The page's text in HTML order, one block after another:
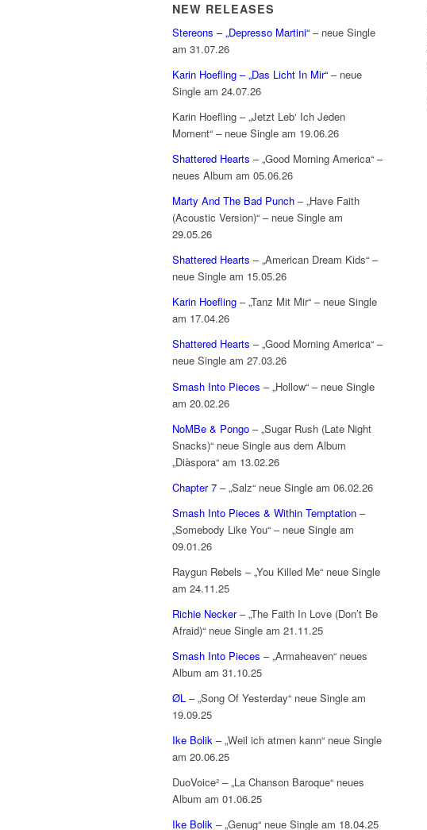
NEW RELEASES
Stereons – „Depresso Martini“ – neue Single
am 31.07.26
Karin Hoefling – „Das Licht In Mir“ – neue
Single am 24.07.26
Karin Hoefling – „Jetzt Leb‘ Ich Jeden
Moment“ – neue Single am 19.06.26
Shattered Hearts – „Good Morning America“ –
neues Album am 05.06.26
Marty And The Bad Punch – „Have Faith
(Acoustic Version)“ – neue Single am
29.05.26
Shattered Hearts – „American Dream Kids“ –
neue Single am 15.05.26
Karin Hoefling – „Tanz Mit Mir“ – neue Single
am 17.04.26
Shattered Hearts – „Good Morning America“ –
neue Single am 27.03.26
Smash Into Pieces – „Hollow“ – neue Single
am 20.02.26
NoMBe & Pongo – „Sugar Rush (Late Night
Snacks)“ neue Single aus dem Album
„Diàspora“ am 13.02.26
Chapter 7 – „Salz“ neue Single am 06.02.26
Smash Into Pieces & Within Temptation –
„Somebody Like You“ – neue Single am
09.01.26
Raygun Rebels – „You Killed Me“ neue Single
am 24.11.25
Richie Necker– „The Faith In Love (Don’t Be
Afraid)“ neue Single am 21.11.25
Smash Into Pieces – „Armaheaven“ neues
Album am 31.10.25
ØL – „Song Of Yesterday“ neue Single am
19.09.25
Ike Bolik – „Weil ich atmen kann“ neue Single
am 20.06.25
DuoVoice² – „La Chanson Baroque“ neues
Album am 01.06.25
Ike Bolik – „Genug“ neue Single am 18.04.25